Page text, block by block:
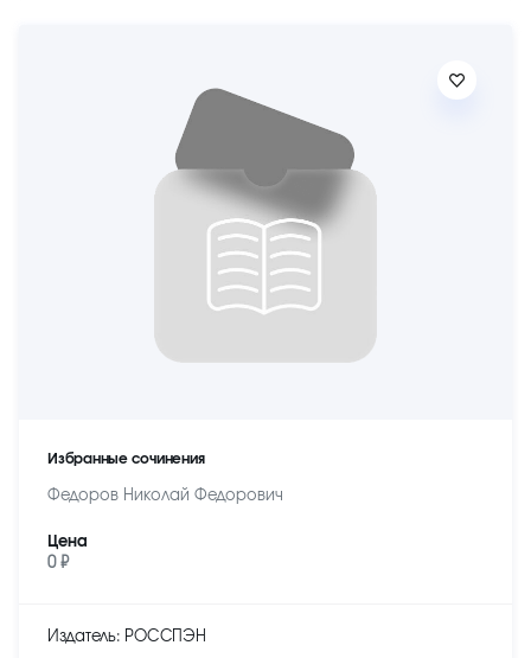
Избранные сочинения
Федоров Николай Федорович
Цена
0 ₽
Издатель: РОССПЭН